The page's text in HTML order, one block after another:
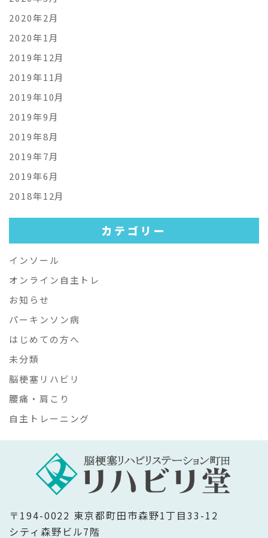
2020年2月
2020年1月
2019年12月
2019年11月
2019年10月
2019年9月
2019年8月
2019年7月
2019年6月
2018年12月
カテゴリー
インソール
オンライン自主トレ
お知らせ
パーキンソン病
はじめての方へ
未分類
脳梗塞リハビリ
腰痛・肩こり
自主トレーニング
〒194-0022 東京都町田市森野1丁目33-12
シティ森野ビル7階